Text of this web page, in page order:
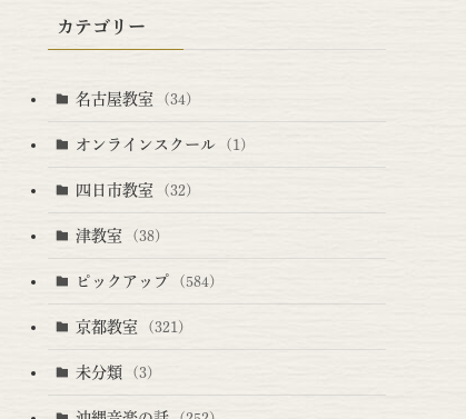
カテゴリー
名古屋教室 (34)
オンラインスクール (1)
四日市教室 (32)
津教室 (38)
ピックアップ (584)
京都教室 (321)
未分類 (3)